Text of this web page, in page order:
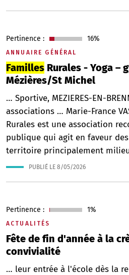
ANNUAIRE GÉNÉRAL
Familles Rurales - Yoga –
Mézières/St Michel
Pertinence : 16%
… Sportive, MEZIERES-EN-
associations … Marie-France
Rurales est une association
publique qui agit en faveur des
territoire principalement
PUBLIÉ LE 8/05/2026
ACTUALITÉS
Fête de fin d'année à la
convivialité
Pertinence : 1%
… leur entrée à l'école dès la